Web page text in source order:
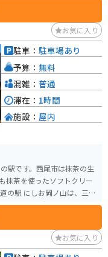
す。
お気に入り
駅です。西尾市は抹茶の生
抹茶を使ったソフトクリー
ます。展望台からは、渥美
良ければ富士山も見ること
ど、ツーリングに最適なワイ
駐車： 駐車場あり
予算： 無料
混雑： 普通
滞在： 1時間
施設： 屋内
お気に入り